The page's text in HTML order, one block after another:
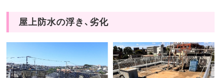
屋上防水の浮き、劣化